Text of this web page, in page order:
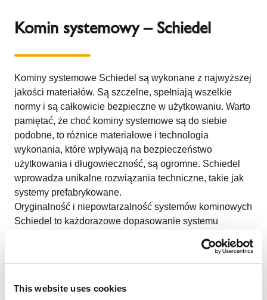
This website uses cookies
Komin systemowy – Schiedel
Kominy systemowe Schiedel są wykonane z najwyższej
jakości materiałów. Są szczelne, spełniają wszelkie
normy i są całkowicie bezpieczne w użytkowaniu. Warto
pamiętać, że choć kominy systemowe są do siebie
podobne, to różnice materiałowe i technologia
wykonania, które wpływają na bezpieczeństwo
użytkowania i długowieczność, są ogromne. Schiedel
wprowadza unikalne rozwiązania techniczne, takie jak
systemy prefabrykowane.
Oryginalność i niepowtarzalność systemów kominowych
Schiedel to każdorazowe dopasowanie systemu
Oprócz idealnej jakości produktu Schiedel oferuje także
szeroko rozbudowany serwis, który obejmuje bezpłatne